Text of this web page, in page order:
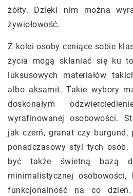
żółty. Dzięki nim można
żywiołowość.
Z kolei osoby ceniące sobie
życia mogą skłaniać się ku
luksusowych materiałów
albo aksamit. Takie wybory
doskonałym
wyrafinowanej osobowości.
jak czerń, granat czy burgund,
ponadczasowy styl tych osób.
być także świetną bazą
minimalistycznej
funkcjonalność na co